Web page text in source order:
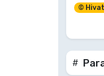
egy
©